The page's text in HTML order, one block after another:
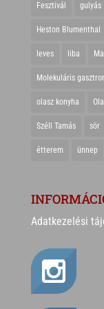
Fesztivál gulyás
Heston Blumenthal
leves liba
Molekuláris
olasz konyha
Széll Tamás sör
étterem ünnep
Adatkezelési